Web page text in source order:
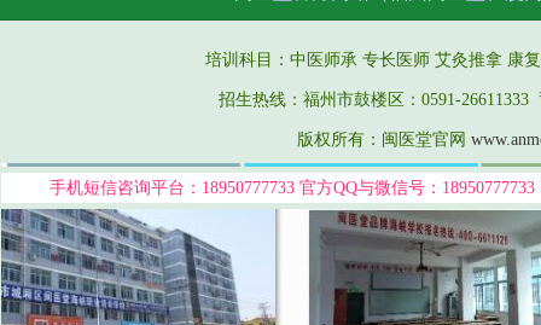
培训科目：中医师承 专长医师 艾灸推拿 康
招生热线：福州市鼓楼区：0591-
版权所有：闽医堂官网
手机短信咨询平台：18950777733 官方QQ与微信号：